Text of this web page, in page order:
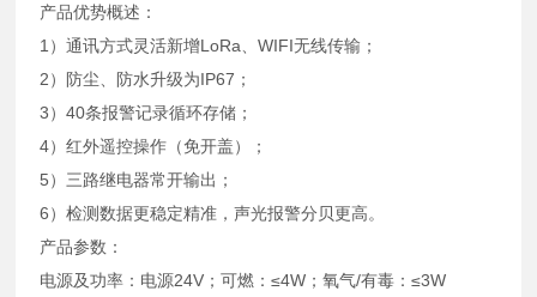
产品优势概述：
1）通讯方式灵活新增LoRa、WIFI无线传输；
2）防尘、防水升级为IP67；
3）40条报警记录循环存储；
4）红外遥控操作（免开盖）；
5）三路继电器常开输出；
6）检测数据更稳定精准，声光报警分贝更高。
产品参数：
电源及功率：电源24V；可燃：≤4W；氧气/有毒：≤3W